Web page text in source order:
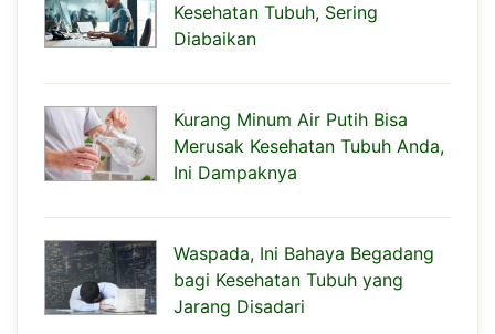
Kesehatan Tubuh, Sering
Diabaikan
Kurang Minum Air Putih Bisa
Merusak Kesehatan Tubuh Anda,
Ini Dampaknya
Waspada, Ini Bahaya Begadang
bagi Kesehatan Tubuh yang
Jarang Disadari